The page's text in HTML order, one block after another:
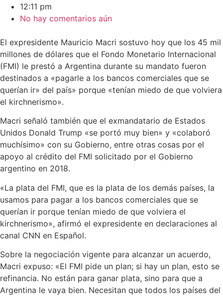
12:11 pm
No hay comentarios aún
El expresidente Mauricio Macri sostuvo hoy que los 45 mil
millones de dólares que el Fondo Monetario Internacional
(FMI) le prestó a Argentina durante su mandato fueron
destinados a «pagarle a los bancos comerciales que se
querían ir» del país» porque «tenían miedo de que volviera
el kirchnerismo».
Macri señaló también que el exmandatario de Estados
Unidos Donald Trump «se portó muy bien» y «colaboró
muchísimo» con su Gobierno, entre otras cosas por el
apoyo al crédito del FMI solicitado por el Gobierno
argentino en 2018.
«La plata del FMI, que es la plata de los demás países, la
usamos para pagar a los bancos comerciales que se
querían ir porque tenían miedo de que volviera el
kirchnerismo», afirmó el expresidente en declaraciones al
canal CNN en Español.
Sobre la negociación vigente para alcanzar un acuerdo,
Macri expuso: «El FMI pide un plan; si hay un plan, esto se
refinancia. No están para ganar plata, sino para que a
Argentina le vaya bien. Necesitan que todos los países del